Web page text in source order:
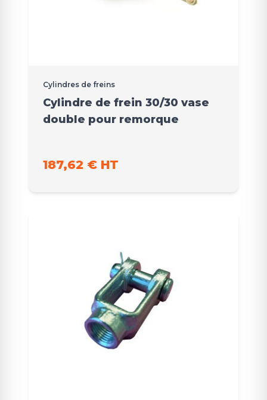
Cylindres de freins
Cylindre de frein 30/30 vase
double pour remorque
187,62 € HT